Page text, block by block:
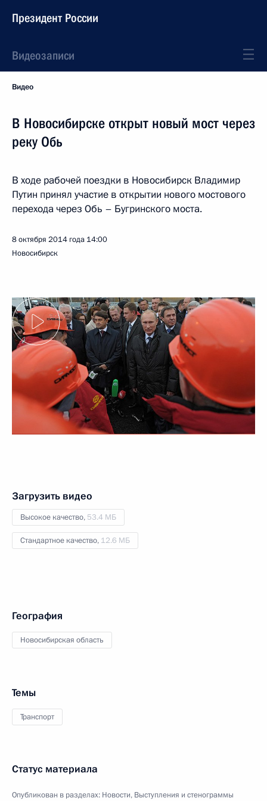
Президент России
Видеозаписи
Видео
В Новосибирске открыт новый мост через
реку Обь
В ходе рабочей поездки в Новосибирск Владимир
Путин принял участие в открытии нового мостового
перехода через Обь – Бугринского моста.
8 октября 2014 года 14:00
Новосибирск
Загрузить видео
Высокое качество, 53.4 МБ
Стандартное качество, 12.6 МБ
География
Новосибирская область
Темы
Транспорт
Статус материала
Опубликован в разделах: Новости, Выступления и стенограммы